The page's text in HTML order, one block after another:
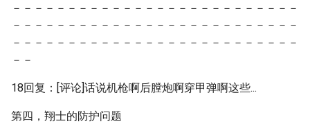
－－－－－－－－－－－－－－－－－－－－－－－－－－
－－－－－－－－－－－－－－－－－－－－－－－－－－
－－－－－－－－－－－－－－－－－－－－－－－－－－
－－
18回复：[评论]话说机枪啊后膛炮啊穿甲弹啊这些...
第四，翔士的防护问题